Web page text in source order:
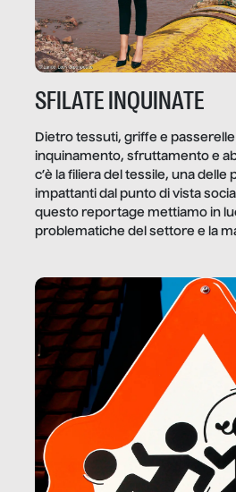
SFILATE INQUINATE
Dietro tessuti, griffe e passerelle
inquinamento, sfruttamento e
c’è la filiera del tessile, una delle
impattanti dal punto di vista
questo reportage mettiamo in
problematiche del settore e la